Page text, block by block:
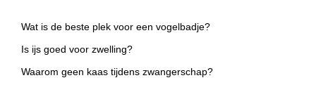
Wat is de beste plek voor een vogelbadje?
Is ijs goed voor zwelling?
Waarom geen kaas tijdens zwangerschap?